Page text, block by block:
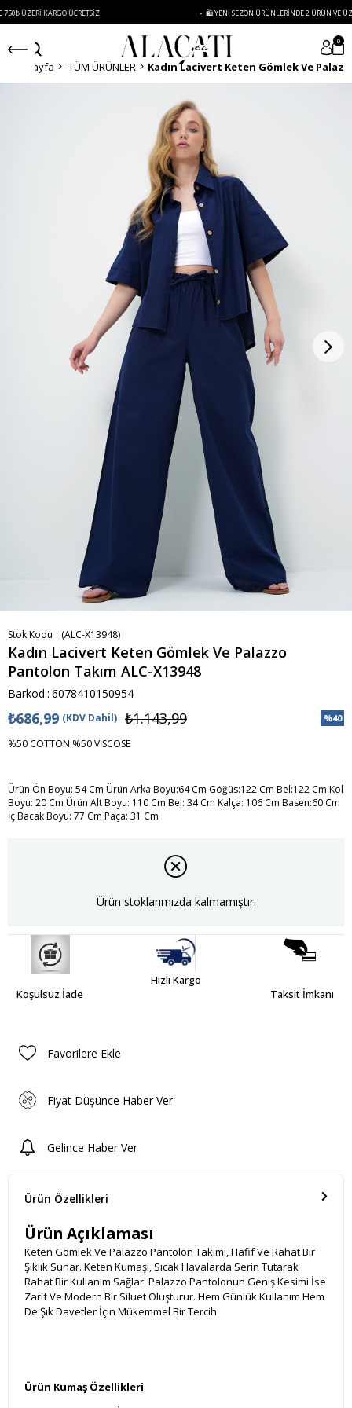
KARGO ÜCRETSIZ • 🛍️ YENI SEZON ÜRÜNLERINDE 2 ÜRÜN VE ÜZERI
0
Anasayfa TÜM ÜRÜNLER
Stok Kodu (ALC-X13948)
Kadın Lacivert Keten Gömlek Ve Palazzo
Pantolon Takım ALC-X13948
Barkod : 6078410150954
%40
₺1.143,99
₺686,99 (KDV Dahil)
%50 COTTON %50 VİSCOSE
Ürün Ön Boyu: 54 Cm Ürün Arka Boyu:64 Cm Göğüs:122 Cm Bel:122 Cm Kol
Boyu: 20 Cm Ürün Alt Boyu: 110 Cm Bel: 34 Cm Kalça: 106 Cm Basen:60 Cm
İç Bacak Boyu: 77 Cm Paça: 31 Cm
Ürün stoklarımızda kalmamıştır.
Koşulsuz İade
Hızlı Kargo
Taksit İmkanı
Favorilere Ekle
Fiyat Düşünce Haber Ver
Gelince Haber Ver
Ürün Özellikleri
Ürün Açıklaması
Keten Gömlek Ve Palazzo Pantolon Takımı, Hafif Ve Rahat Bir
Şıklık Sunar. Keten Kumaşı, Sıcak Havalarda Serin Tutarak
Rahat Bir Kullanım Sağlar. Palazzo Pantolonun Geniş Kesimi İse
Zarif Ve Modern Bir Siluet Oluşturur. Hem Günlük Kullanım Hem
De Şık Davetler İçin Mükemmel Bir Tercih.
Ürün Kumaş Özellikleri